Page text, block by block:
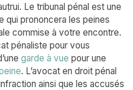
Le tribunal pénal est une
qui prononcera les peines
commise à votre encontre.
pénaliste pour vous
garde à vue pour une
. L’avocat en droit pénal
ainsi que les accusés